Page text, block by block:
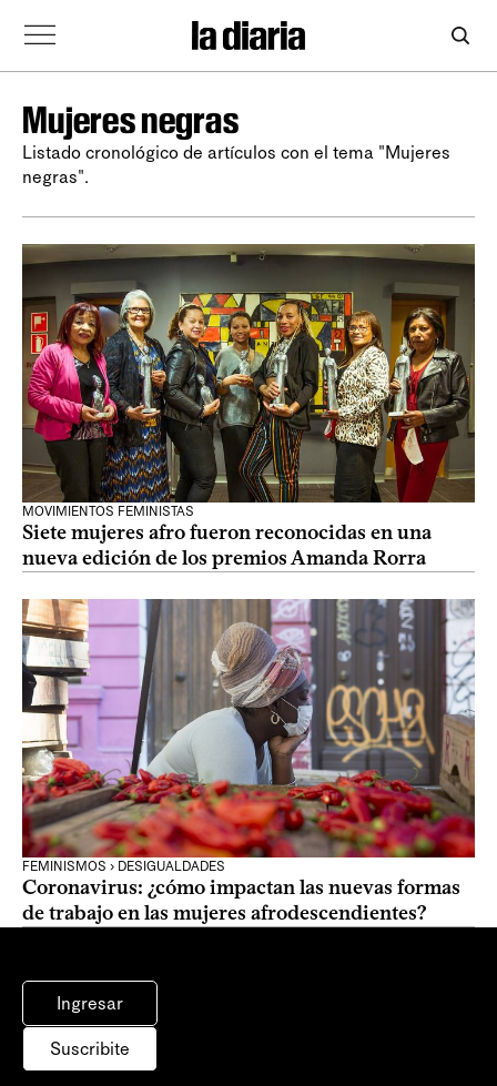
Mujeres negras
Listado cronológico de artículos con el tema "Mujeres
negras".
MOVIMIENTOS FEMINISTAS
Siete mujeres afro fueron reconocidas en una
nueva edición de los premios Amanda Rorra
FEMINISMOS › DESIGUALDADES
Coronavirus: ¿cómo impactan las nuevas formas
de trabajo en las mujeres afrodescendientes?
Ingresar
Suscribite